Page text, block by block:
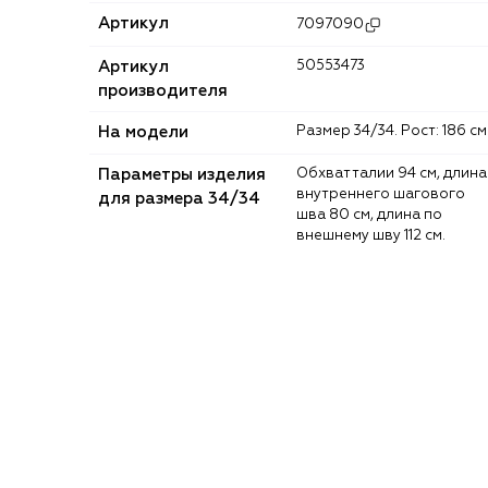
Артикул 7097090
Артикул
производителя
50553473
На модели Размер 34/34. Рост: 186
Параметры изделия
для размера 34/34
Обхват талии 94 см, длина
внутреннего шагового
шва 80 см, длина по
внешнему шву 112 см.